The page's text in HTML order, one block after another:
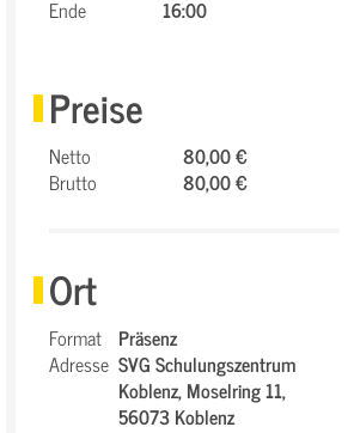
Ende
16:00
Preise
Netto
80,00 €
Brutto
80,00 €
Ort
Format Präsenz
Adresse SVG Schulungszentrum
Koblenz,Moselring 11,
56073 Koblenz